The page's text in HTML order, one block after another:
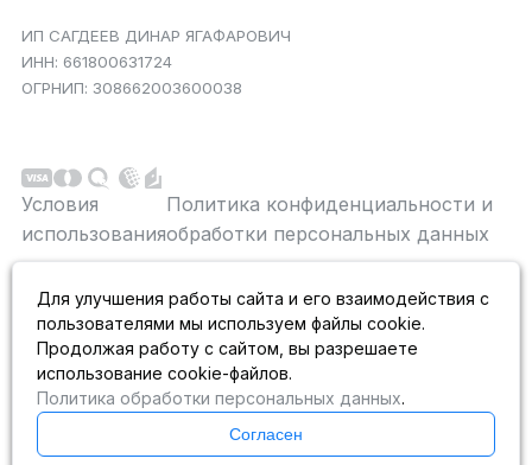
ИП САГДЕЕВ ДИНАР ЯГАФАРОВИЧ
ИНН: 661800631724
ОГРНИП: 308662003600038
Условия
использования
Политика конфиденциальности и
обработки персональных данных
публичной офертой не является. На данном
информационном ресурсе применяются
рекомендательные технологии.
Для улучшения работы сайта и его взаимодействия с
пользователями мы используем файлы cookie.
Продолжая работу с сайтом, вы разрешаете
использование cookie-файлов.
Политика обработки персональных данных.
Согласен